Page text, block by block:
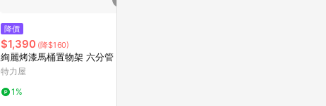
降價
$1,390 (降$160)
絢麗烤漆馬桶置物架 六分管
特力屋
1%